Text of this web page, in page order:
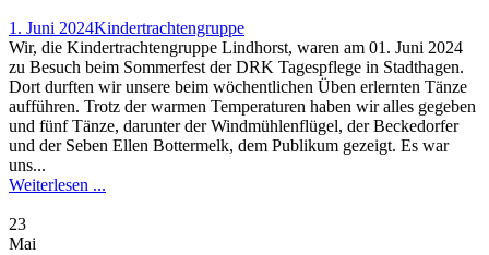
1. Juni 2024Kindertrachtengruppe
Wir, die Kindertrachtengruppe Lindhorst, waren am 01. Juni 2024
zu Besuch beim Sommerfest der DRK Tagespflege in Stadthagen.
Dort durften wir unsere beim wöchentlichen Üben erlernten Tänze
aufführen. Trotz der warmen Temperaturen haben wir alles gegeben
und fünf Tänze, darunter der Windmühlenflügel, der Beckedorfer
und der Seben Ellen Bottermelk, dem Publikum gezeigt. Es war
uns...
Weiterlesen ...
23
Mai